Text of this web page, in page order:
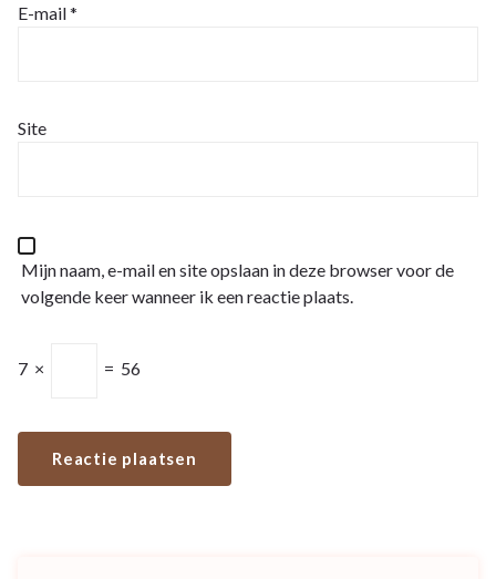
E-mail*
Site
Mijn naam, e-mail en site opslaan in deze browser voor de
volgende keer wanneer ik een reactie plaats.
7 × = 56